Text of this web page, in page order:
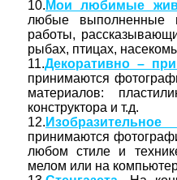
10. Мои любимые
любые выполненные
работы,
рыбах, птицах,
11.Декоративно –
принимаются
материалов:
конструктора и т.д.
12.
принимаются
любом стиле и
мелом или на